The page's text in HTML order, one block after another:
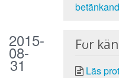
2015-
08-
31
För
Läs